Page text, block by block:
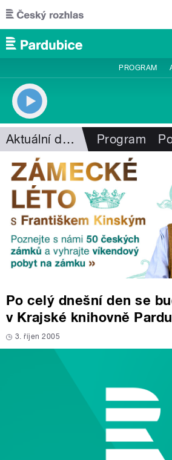
Přejít k hlavnímu obsahu
PROGRAM
Aktuální dění Program
Po celý dnešní den se
v Krajské knihovně
3. říjen 2005